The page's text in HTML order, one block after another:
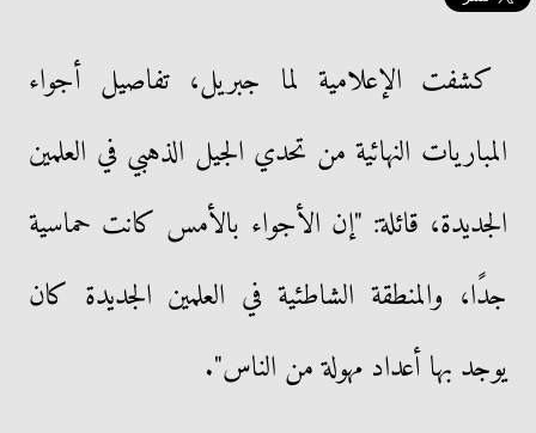
كشفت الإعلامية لما جبريل، تفاصيل أجواء
المباريات النهائية من تحدي الجيل الذهبي في العلمين
الجديدة، قائلة: "إن الأجواء بالأمس كانت حماسية
جدًا، والمنطقة الشاطئية في العلمين الجديدة كان
يوجد بها أعداد مهولة من الناس".